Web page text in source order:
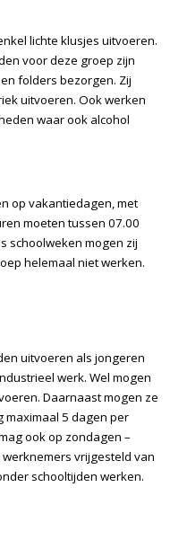
lichte klusjes uitvoeren.
voor deze groep zijn
folders bezorgen. Zij
uitvoeren. Ook werken
waar ook alcohol
op vakantiedagen, met
moeten tussen 07.00
schoolweken mogen zij
helemaal niet werken.
uitvoeren als jongeren
werk. Wel mogen
Daarnaast mogen ze
maximaal 5 dagen per
ook op zondagen –
vrijgesteld van
schooltijden werken.